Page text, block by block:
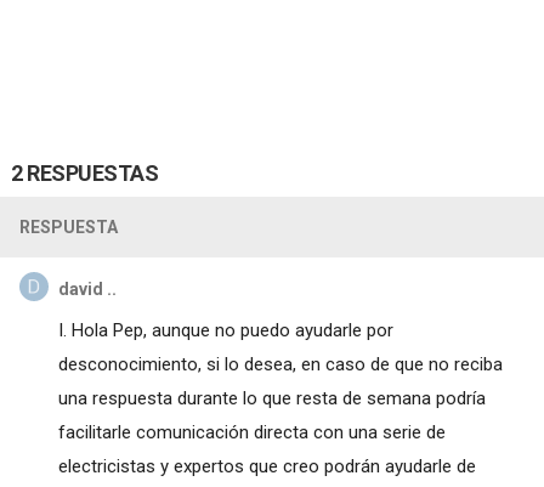
2 RESPUESTAS
RESPUESTA
david ..
I. Hola Pep, aunque no puedo ayudarle por
desconocimiento, si lo desea, en caso de que no reciba
una respuesta durante lo que resta de semana podría
facilitarle comunicación directa con una serie de
electricistas y expertos que creo podrán ayudarle de